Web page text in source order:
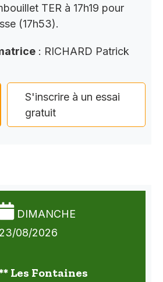
TER à 17h19 pour
(17h53).
: RICHARD Patrick
S'inscrire à un essai
gratuit
DIMANCHE
23/08/2026
Les Fontaines